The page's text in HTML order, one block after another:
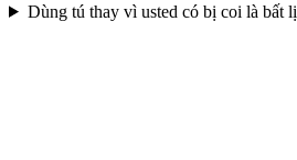
Dùng tú thay vì usted có bị coi là bất